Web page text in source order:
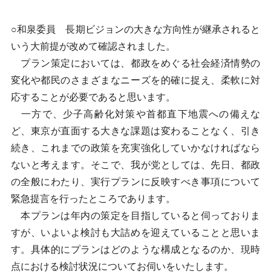
○和泉委員 長期ビジョンの大きな方向性が継承されると
いう大前提が改めて確認されました。
プラン策定においては、都政をめぐる社会経済情勢の
変化や都民のさまざまなニーズを的確に捉え、柔軟に対
応することが必要であると思います。
一方で、少子高齢化対策や首都直下地震への備えな
ど、東京が直面する大きな課題は変わることなく、引き
続き、これまでの政策を充実強化していかなければなら
ないと考えます。そこで、我が党としては、先日、都政
の全般にわたり、実行プランに反映すべき事項について
緊急提言を行ったところであります。
本プランは年内の策定を目指していると伺っておりま
すが、いよいよ検討も大詰めを迎えていることと思いま
す。具体的にプランはどのような構成となるのか、現時
点における検討状況についてお伺いをいたします。